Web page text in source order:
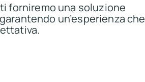
forniremo una soluzione
un’esperienza che